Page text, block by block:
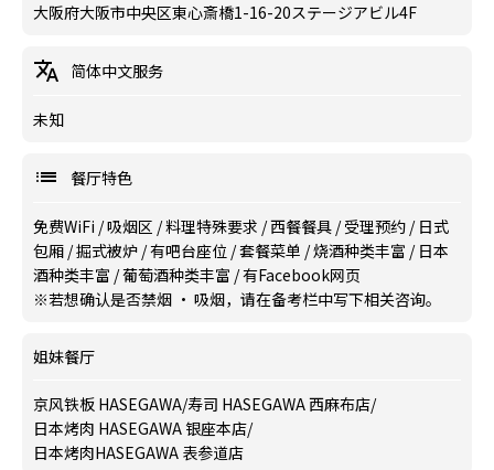
大阪府大阪市中央区東心斎橋1-16-20ステージアビル4F
简体中文服务
未知
餐厅特色
免费WiFi /吸烟区 /料理特殊要求 /西餐餐具 /受理预约 / 日式
包厢 /掘式被炉 /有吧台座位 /套餐菜单 /烧酒种类丰富 / 日本
酒种类丰富 /葡萄酒种类丰富 /有Facebook网页
※若想确认是否禁烟 · 吸烟，请在备考栏中写下相关咨询。
姐妹餐厅
京风铁板 HASEGAWA/寿司 HASEGAWA 西麻布店/
日本烤肉 HASEGAWA 银座本店/
日本烤肉HASEGAWA 表参道店